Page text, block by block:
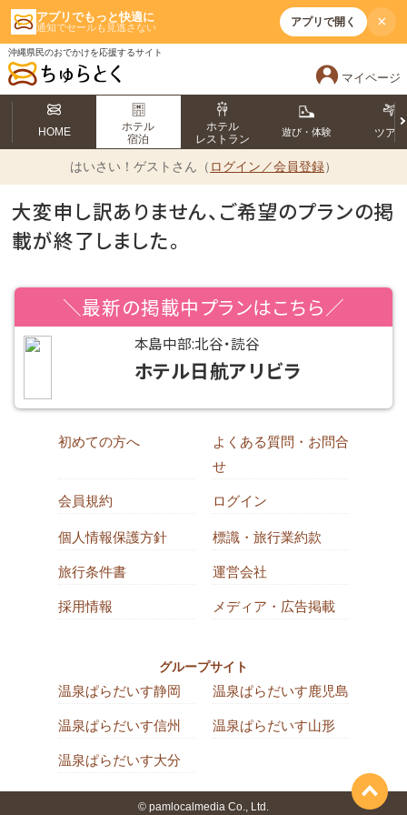
アプリでもっと快適に
通知でセールも見逃さない アプリで開く ×
沖縄県民のおでかけを応援するサイト
マイページ
HOME
ホテル
宿泊
ホテル
レストラン
遊び・体験 ツアー
はいさい！ ゲストさん（ ログイン／会員登録）
大変申し訳ありません、ご希望のプランの掲
載が終了しました。
＼最新の掲載中プランはこちら／
本島中部:北谷・読谷
ホテル日航アリビラ
初めての方へ
よくある質問・お問合
せ
会員規約 ログイン
個人情報保護方針 標識・旅行業約款
旅行条件書 運営会社
採用情報 メディア・広告掲載
グループサイト
温泉ぱらだいす静岡 温泉ぱらだいす鹿児島
温泉ぱらだいす信州 温泉ぱらだいす山形
温泉ぱらだいす大分
© pamlocalmedia Co., Ltd.